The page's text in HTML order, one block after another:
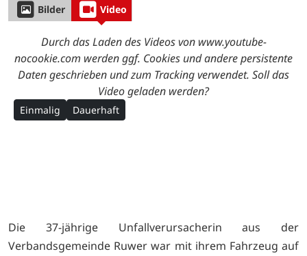
Bilder Video
Durch das Laden des Videos von www.youtube-
nocookie.com werden ggf. Cookies und andere persistente
Daten geschrieben und zum Tracking verwendet. Soll das
Video geladen werden?
Einmalig Dauerhaft
Die 37-jährige Unfallverursacherin aus der
Verbandsgemeinde Ruwer war mit ihrem Fahrzeug auf